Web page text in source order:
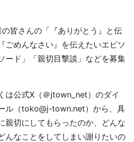
皆さんの「『ありがとう』と伝
ごめんなさい』を伝えたいエピソ
ード」「親切目撃談」などを募集
は公式X（＠jtown_net）のダイ
ル（toko@j-town.net）から、具
親切にしてもらったのか、どんな
んなことをしてしまい謝りたいの